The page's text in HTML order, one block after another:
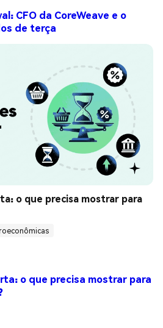
CFO da CoreWeave e o
de terça
o que precisa mostrar para
o que precisa mostrar para